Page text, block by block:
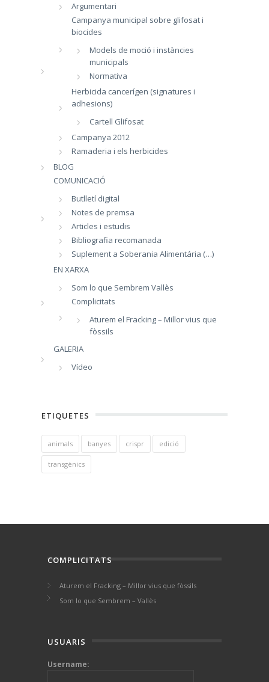
Argumentari
Campanya municipal sobre glifosat i
biocides
Models de moció i instàncies
municipals
Normativa
Herbicida cancerígen (signatures i
adhesions)
Cartell Glifosat
Campanya 2012
Ramaderia i els herbicides
BLOG
COMUNICACIÓ
Butlletí digital
Notes de premsa
Articles i estudis
Bibliografia recomanada
Suplement a Soberania Alimentária (…)
EN XARXA
Som lo que Sembrem Vallès
Complicitats
Aturem el Fracking – Millor vius que
fòssils
GALERIA
Vídeo
ETIQUETES
animals banyes crispr edició
transgènics
COMPLICITATS
Aturem el Fracking – Millor vius que fòssils
Som lo que Sembrem – Vallès
USUARIS
Username: